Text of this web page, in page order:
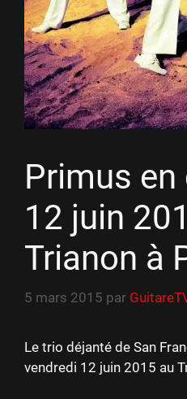
Primus
12 juin
Trianon à
5 mars 2015 par
Le trio déjanté de San
vendredi 12 juin 2015 au